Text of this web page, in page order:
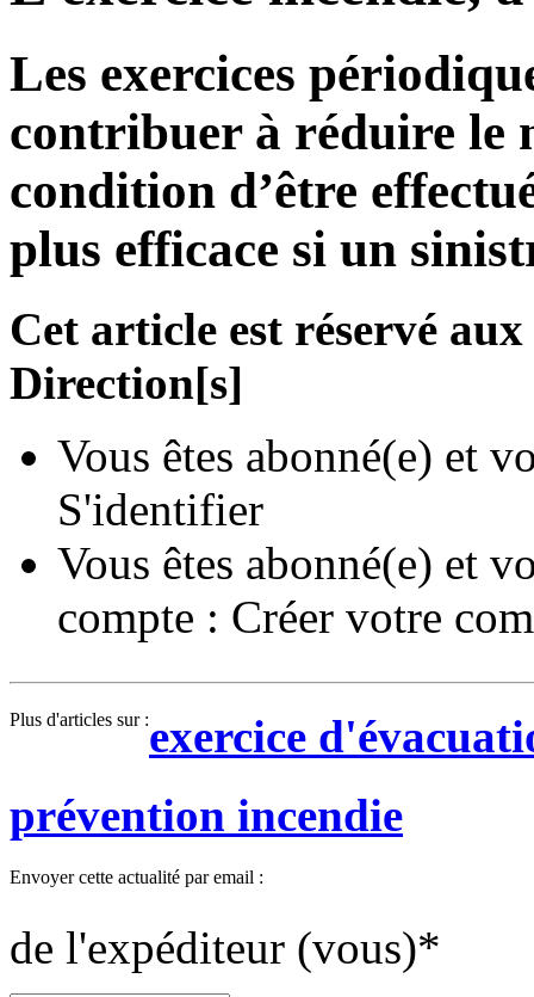
Les exercices
contribuer à réduire le
condition d’être
plus efficace si un
Cet article est réservé
Direction[s]
Vous êtes abonné(e) et
S'identifier
Vous êtes abonné(e) et
compte : Créer votre
Plus d'articles sur :exercice
prévention incendie
Envoyer cette actualité par email :
de l'expéditeur (vous)*